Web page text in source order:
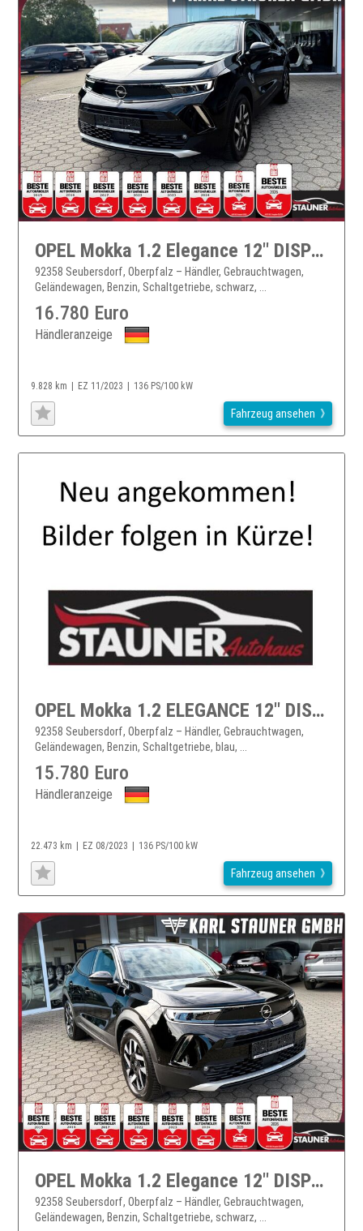
OPEL Mokka 1.2 Elegance 12" DISPLAY KAMERA LENKRADH.
92358 Seubersdorf, Oberpfalz – Händler, Gebrauchtwagen,
Geländewagen, Benzin, Schaltgetriebe, schwarz, ...
16.780 Euro
Händleranzeige
9.828 km EZ 11/2023 136 PS/100 kW
Fahrzeug ansehen
OPEL Mokka 1.2 ELEGANCE 12" DISPLAY LENKRADH. LED
92358 Seubersdorf, Oberpfalz – Händler, Gebrauchtwagen,
Geländewagen, Benzin, Schaltgetriebe, blau, ...
15.780 Euro
Händleranzeige
22.473 km EZ 08/2023 136 PS/100 kW
Fahrzeug ansehen
OPEL Mokka 1.2 Elegance 12" DISPLAY KAMERA LENKRADH.
92358 Seubersdorf, Oberpfalz – Händler, Gebrauchtwagen,
Geländewagen, Benzin, Schaltgetriebe, schwarz, ...